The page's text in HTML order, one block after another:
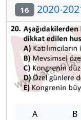
16 2020-
A B